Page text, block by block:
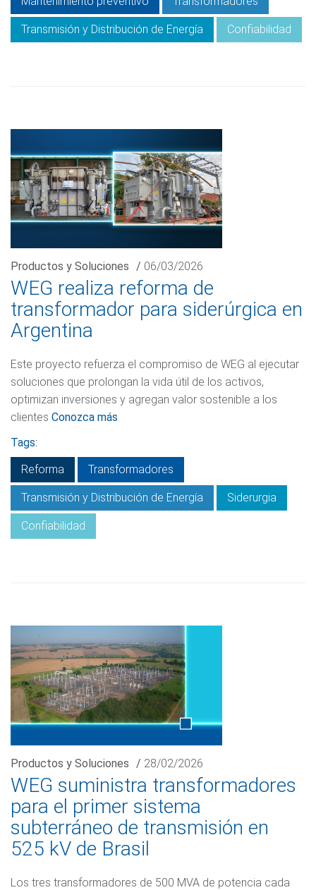
Transmisión y Distribución de Energía Confiabilidad
Productos y Soluciones / 06/03/2026
WEG realiza reforma de
transformador para siderúrgica en
Argentina
Este proyecto refuerza el compromiso de WEG al ejecutar
soluciones que prolongan la vida útil de los activos,
optimizan inversiones y agregan valor sostenible a los
clientes Conozca más
Tags:
Reforma
Transformadores
Transmisión y Distribución de Energía Siderurgia
Confiabilidad
Productos y Soluciones / 28/02/2026
WEG suministra transformadores
para el primer sistema
subterráneo de transmisión en
525 kV de Brasil
Los tres transformadores de 500 MVA de potencia cada